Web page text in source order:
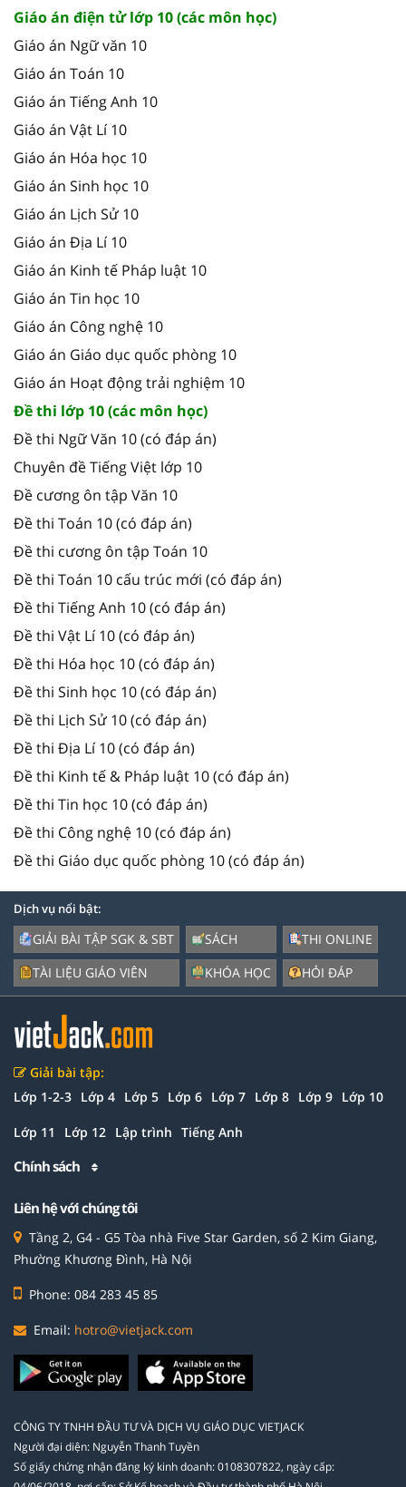
Giáo án điện tử lớp 10 (các môn học)
Giáo án Ngữ văn 10
Giáo án Toán 10
Giáo án Tiếng Anh 10
Giáo án Vật Lí 10
Giáo án Hóa học 10
Giáo án Sinh học 10
Giáo án Lịch Sử 10
Giáo án Địa Lí 10
Giáo án Kinh tế Pháp luật 10
Giáo án Tin học 10
Giáo án Công nghệ 10
Giáo án Giáo dục quốc phòng 10
Giáo án Hoạt động trải nghiệm 10
Đề thi lớp 10 (các môn học)
Đề thi Ngữ Văn 10 (có đáp án)
Chuyên đề Tiếng Việt lớp 10
Đề cương ôn tập Văn 10
Đề thi Toán 10 (có đáp án)
Đề thi cương ôn tập Toán 10
Đề thi Toán 10 cấu trúc mới (có đáp án)
Đề thi Tiếng Anh 10 (có đáp án)
Đề thi Vật Lí 10 (có đáp án)
Đề thi Hóa học 10 (có đáp án)
Đề thi Sinh học 10 (có đáp án)
Đề thi Lịch Sử 10 (có đáp án)
Đề thi Địa Lí 10 (có đáp án)
Đề thi Kinh tế & Pháp luật 10 (có đáp án)
Đề thi Tin học 10 (có đáp án)
Đề thi Công nghệ 10 (có đáp án)
Đề thi Giáo dục quốc phòng 10 (có đáp án)
Dịch vụ nổi bật:
GIẢI BÀI TẬP SGK & SBT
TÀI LIỆU GIÁO VIÊN
SÁCH
KHÓA HỌC
THI ONLINE
HỎI ĐÁP
Giải bài tập:
Lớp 1-2-3 Lớp 4 Lớp 5 Lớp 6 Lớp 7 Lớp 8 Lớp 9 Lớp 10
Lớp 11 Lớp 12 Lập trình Tiếng Anh
Chính sách
Liên hệ với chúng tôi
Tầng 2, G4 - G5 Tòa nhà Five Star Garden, số 2 Kim Giang,
Phường Khương Đình, Hà Nội
Phone: 084 283 45 85
Email: hotro@vietjack.com
CÔNG TY TNHH ĐẦU TƯ VÀ DỊCH VỤ GIÁO DỤC VIETJACK
Người đại diện: Nguyễn Thanh Tuyền
Số giấy chứng nhận đăng ký kinh doanh: 0108307822, ngày cấp: